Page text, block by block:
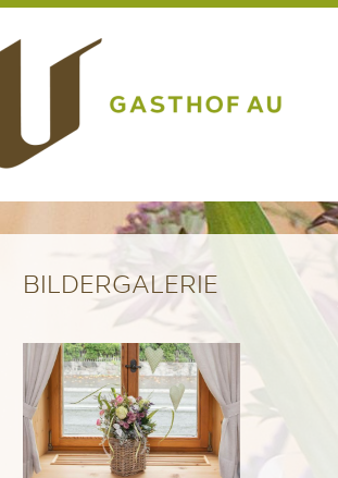
BILDERGALERIE